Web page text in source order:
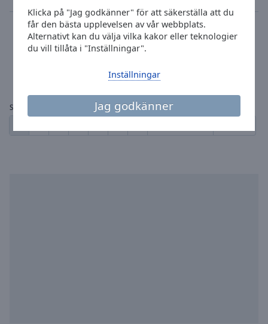
Klicka på "Jag godkänner" för att säkerställa att du
får den bästa upplevelsen av vår webbplats.
Alternativt kan du välja vilka kakor eller teknologier
du vill tillåta i "Inställningar".
Jag godkänner
Inställningar
Radio Shadowbox
drum'n'bass
Deep Blue - Helicopter Tune
219
Sidor: